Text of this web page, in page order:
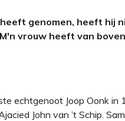
genomen, heeft hij
vrouw heeft van
echtgenoot Joop Oonk in
John van ’t Schip.